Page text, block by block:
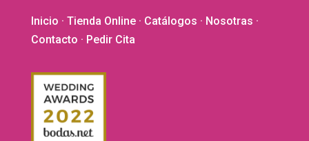
producto
Inicio · Tienda Online· Catálogos · Nosotras ·
Contacto · Pedir Cita